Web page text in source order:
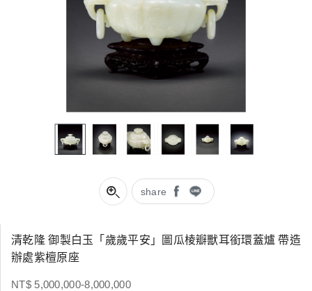
share
清乾隆 御製白玉「歲歲平安」圖瓜棱瓣獸耳銜環蓋爐 帶造
辦處紫檀原座
NT$ 5,000,000-8,000,000